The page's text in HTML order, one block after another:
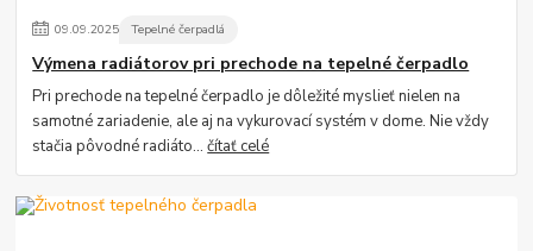
09.09.2025 Tepelné čerpadlá
Výmena radiátorov pri prechode na tepelné čerpadlo
Pri prechode na tepelné čerpadlo je dôležité myslieť nielen na
samotné zariadenie, ale aj na vykurovací systém v dome. Nie vždy
stačia pôvodné radiáto...čítať celé